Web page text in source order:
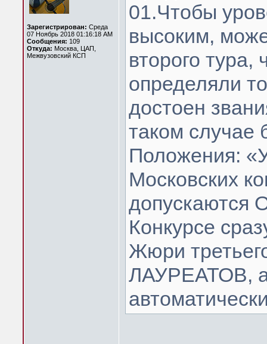
Зарегистрирован: Среда
07 Ноябрь 2018 01:16:18 AM
Сообщения: 109
Откуда: Москва, ЦАП,
Межвузовский КСП
01.Чтобы
высоким,
второго тура,
определяли
достоен
таком случае
Положения:
Московских
допускаются
Конкурсе
Жюри
ЛАУРЕАТОВ, а